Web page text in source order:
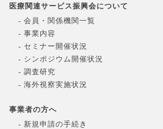
医療関連サービス振興会について
- 会員・関係機関一覧
- 事業内容
- セミナー開催状況
- シンポジウム開催状況
- 調査研究
- 海外視察実施状況
事業者の方へ
- 新規申請の手続き